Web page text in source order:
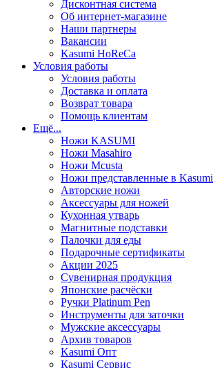
Дисконтная система
Об интернет-магазине
Наши партнеры
Вакансии
Kasumi HoReCa
Условия работы
Условия работы
Доставка и оплата
Возврат товара
Помощь клиентам
Ещё...
Ножи KASUMI
Ножи Masahiro
Ножи Mcusta
Ножи представленные в Kasumi
Авторские ножи
Аксессуары для ножей
Кухонная утварь
Магнитные подставки
Палочки для еды
Подарочные сертификаты
Акции 2025
Сувенирная продукция
Японские расчёски
Ручки Platinum Pen
Инструменты для заточки
Мужские аксессуары
Архив товаров
Kasumi Опт
Кasumi Сервис